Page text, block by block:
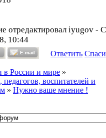
отредактировал iyugov -
10:44
Ответить
в России и мире »
воспитателей и
» Нужно ваше мнение !